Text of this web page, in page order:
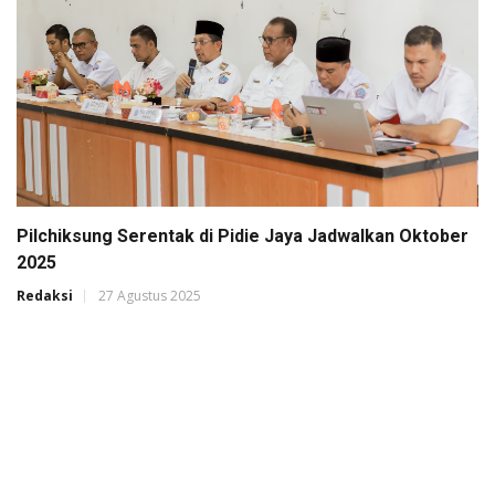
Pilchiksung Serentak di Pidie Jaya Jadwalkan Oktober
2025
Redaksi 27 Agustus 2025